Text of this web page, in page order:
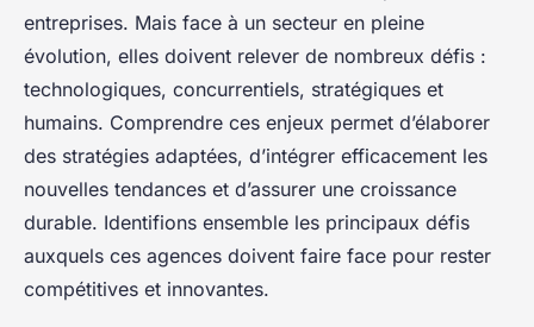
communication digitale
Rayan•25 juillet 2025•8 min de lecture
entreprises. Mais face à un secteur en pleine
évolution, elles doivent relever de nombreux défis :
technologiques, concurrentiels, stratégiques et
humains. Comprendre ces enjeux permet d’élaborer
des stratégies adaptées, d’intégrer efficacement les
nouvelles tendances et d’assurer une croissance
durable. Identifions ensemble les principaux défis
auxquels ces agences doivent faire face pour rester
compétitives et innovantes.